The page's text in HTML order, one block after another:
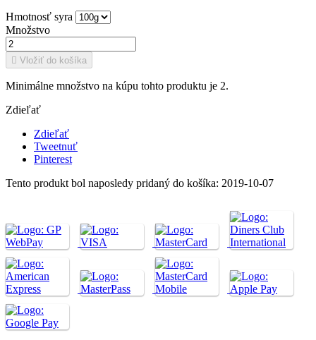
Hmotnosť syra
Množstvo
 Vložiť do košíka
Minimálne množstvo na kúpu tohto produktu je 2.
Zdieľať
Zdieľať
Tweetnuť
Pinterest
Tento produkt bol naposledy pridaný do košíka: 2019-10-07